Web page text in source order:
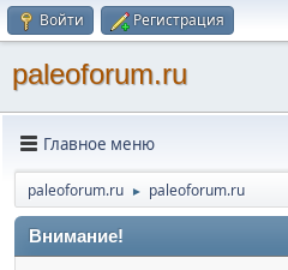
Войти Регистрация
paleoforum.ru
Главное меню
paleoforum.ru ► paleoforum.ru
Внимание!